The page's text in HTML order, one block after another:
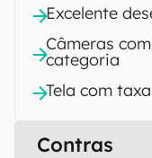
Excelente
Câmeras
categoria
Tela com
Contras